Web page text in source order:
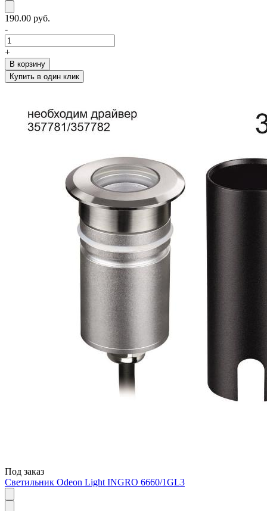
190.00 руб.
-
+
В корзину
Купить в один клик
Под заказ
Светильник Odeon Light INGRO 6660/1GL3